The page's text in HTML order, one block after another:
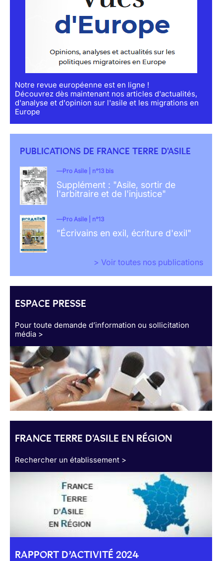
Notre revue européenne est en ligne !
Découvrez dès maintenant nos articles d'actualités,
d'analyse et d'opinion sur l'asile et les migrations en
Europe
PUBLICATIONS DE FRANCE TERRE D'ASILE
Pro Asile | n°13 bis
Supplément : "Asile, sortir de
l'arbitraire et de l'injustice"
Pro Asile | n°13
"Écrivains en exil, écriture d'exil"
> Voir toutes nos publications
ESPACE PRESSE
Pour toute demande d’information ou sollicitation
média >
FRANCE TERRE D'ASILE EN RÉGION
Rechercher un établissement >
RAPPORT D’ACTIVITÉ 2024